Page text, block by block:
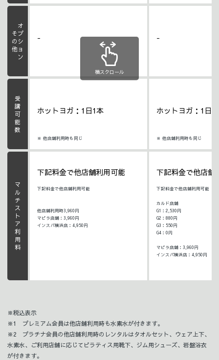
オプション
その他 - -
受講可能数 ホットヨガ：1日1本
※ 他店舗利用時も同じ
ホットヨガ：1日1
※ 他店舗利用時も同じ
マルチストア利用料
下記料金で他店舗利用可能
下記料金で他店舗利用可能
他店舗利用時3,960円
マピラ店舗：3,960円
インスパ横浜店：4,950円
下記料金で他店舗
下記料金で他店舗利用可能
カルド店舗
G1：2,530円
G2：880円
G3：550円
G4：0円
マピラ店舗：3,960円
インスパ横浜店：4,950円
横スクロール
※税込表示
※1 プレミアム会員は他店舗利用時も水素水が付きます。
※2 プラチナ会員の他店舗利用時のレンタルはタオルセット、ウェア上下、
水素水、ご利用店舗に応じてピラティス用靴下、ジム用シューズ、岩盤浴衣
が付きます。